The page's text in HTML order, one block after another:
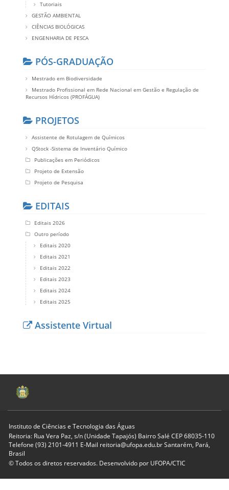
Tutoriais
GESTÃO AMBIENTAL
CIÊNCIAS BIOLÓGICAS
ENGENHARIA DE PESCA
PÓS-GRADUAÇÃO
Mestrado em Biodiversidade
Mestrado Profissional em Rede Nacional em Gestão e Regulação de
Recursos Hídricos (PROFÁGUA)
PROJETOS
Assistente de Rotulagem de Químicos
QStock -Sistema de Inventário Químico
Publicações em Periódicos
Projeto de Extensão
Projeto de Pesquisa
EDITAIS
Editais 2026
Outro período
Editais 2020
Editais 2021
Editais 2022
Editais 2023
Editais 2024
Editais 2025
Assistente Virtual
Instituto de Ciências e Tecnologia das Águas
Reitoria: Rua Vera Paz, s/n (Unidade Tapajós) Bairro Salé CEP 68035-110
Telefone (93) 2101-4911 E-Mail reitoria@ufopa.edu.br Santarém, Pará,
Brasil
© Todos os diretos reservados. Desenvolvido por UFOPA/CTIC